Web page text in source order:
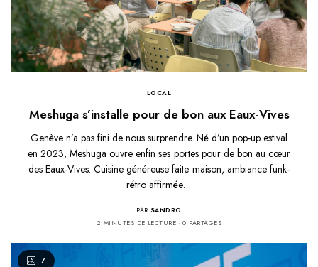
LOCAL
Meshuga s’installe pour de bon aux Eaux-Vives
Genève n’a pas fini de nous surprendre. Né d’un pop-up estival
en 2023, Meshuga ouvre enfin ses portes pour de bon au cœur
des Eaux-Vives. Cuisine généreuse faite maison, ambiance funk-
rétro affirmée…
PAR SANDRO
2 MINUTES DE LECTURE
0 PARTAGES
7